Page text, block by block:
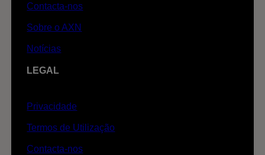
Contacta-nos
Sobre o AXN
Notícias
LEGAL
Privacidade
Termos de Utilização
Contacta-nos